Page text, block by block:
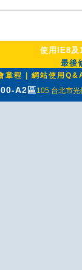
使用IE8及
最後
章程 網站使用
A2區105 台北市